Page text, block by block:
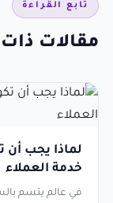
تابع القراءة
مقالات
لماذا يجب أن
خدمة العملاء
في عالم يتسم